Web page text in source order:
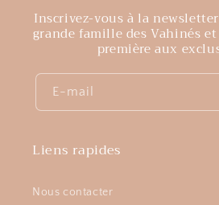
Inscrivez-vous à la
grande famille des Vahinés
première aux
E-mail
Liens rapides
Nous contacter